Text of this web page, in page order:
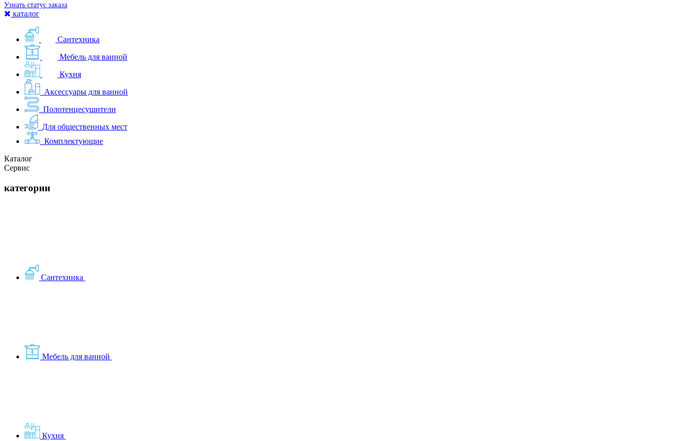
Узнать статус заказа
каталог
Сантехника
Мебель для ванной
Кухня
Аксессуары для ванной
Полотенцесушители
Для общественных мест
Комплектующие
Каталог
Сервис
категории
Сантехника
Мебель для ванной
Кухня